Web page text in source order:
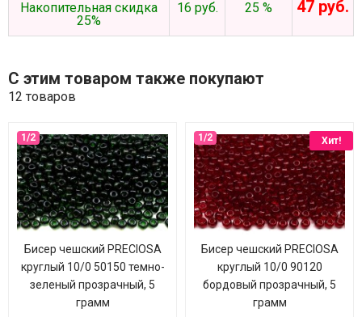
Накопительная скидка
25%
16 руб. 25 % 47 руб.
С этим товаром также покупают
12 товаров
Бисер чешский PRECIOSA
круглый 10/0 50150 темно-
зеленый прозрачный, 5
грамм
Хит!
Бисер чешский PRECIOSA
круглый 10/0 90120
бордовый прозрачный, 5
грамм